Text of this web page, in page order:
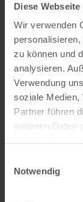
Diese
Wir verwenden
zu können und
analysieren.
Verwendung
soziale Medien,
Partner führen
weiteren Daten
Notwendig